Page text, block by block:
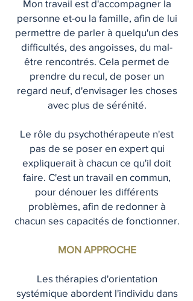
Mon travail est d'accompagner la
personne et-ou la famille, afin de lui
permettre de parler à quelqu'un des
difficultés, des angoisses, du mal-
être rencontrés. Cela permet de
prendre du recul, de poser un
regard neuf, d'envisager les choses
avec plus de sérénité.
Le rôle du psychothérapeute n'est
pas de se poser en expert qui
expliquerait à chacun ce qu'il doit
faire. C'est un travail en commun,
pour dénouer les différents
problèmes, afin de redonner à
chacun ses capacités de fonctionner.
MON APPROCHE
Les thérapies d'orientation
systémique abordent l'individu dans